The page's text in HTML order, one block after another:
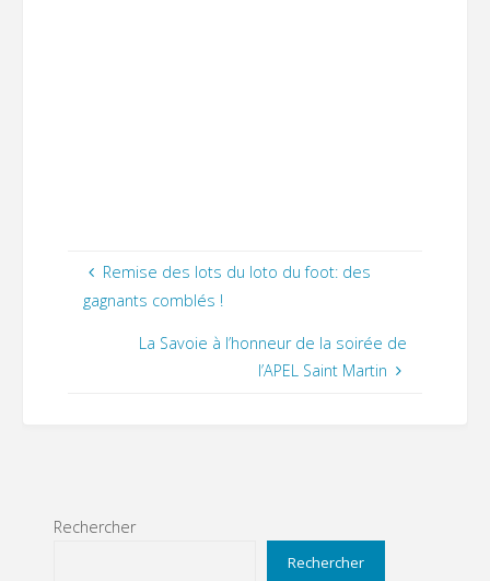
Remise des lots du loto du foot: des
gagnants comblés !
La Savoie à l’honneur de la soirée de
l’APEL Saint Martin
Rechercher
Rechercher